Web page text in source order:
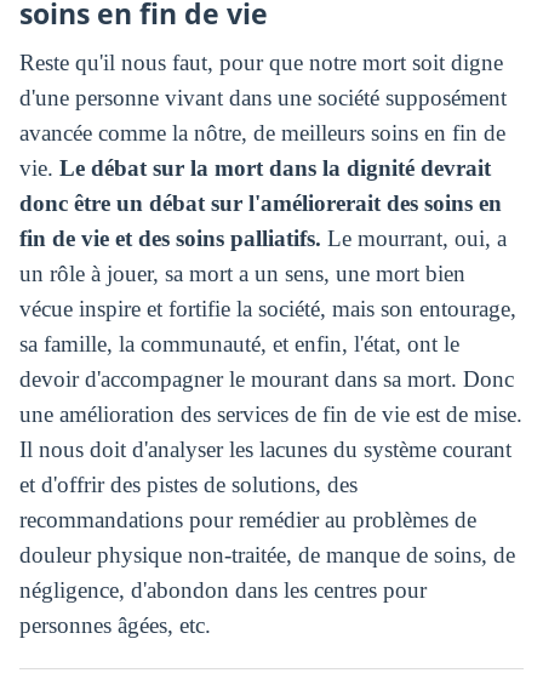
soins en fin de vie
Reste qu'il nous faut, pour que notre mort soit digne
d'une personne vivant dans une société supposément
avancée comme la nôtre, de meilleurs soins en fin de
vie. Le débat sur la mort dans la dignité devrait
donc être un débat sur l'améliorerait des soins en
fin de vie et des soins palliatifs. Le mourrant, oui, a
un rôle à jouer, sa mort a un sens, une mort bien
vécue inspire et fortifie la société, mais son entourage,
sa famille, la communauté, et enfin, l'état, ont le
devoir d'accompagner le mourant dans sa mort. Donc
une amélioration des services de fin de vie est de mise.
Il nous doit d'analyser les lacunes du système courant
et d'offrir des pistes de solutions, des
recommandations pour remédier au problèmes de
douleur physique non-traitée, de manque de soins, de
négligence, d'abondon dans les centres pour
personnes âgées, etc.